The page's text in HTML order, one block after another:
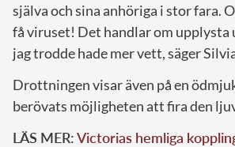
själva och sina anhöriga i stor fara.
få viruset! Det handlar om upplysta
jag trodde hade mer vett, säger
Drottningen visar även på en
berövats möjligheten att fira den
LÄS MER:Victorias hemliga